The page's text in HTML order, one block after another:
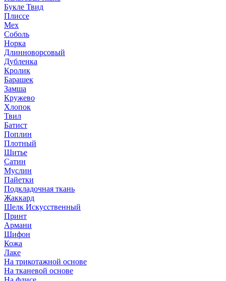
Букле Твид
Плиссе
Мех
Соболь
Норка
Длинноворсовый
Дубленка
Кролик
Барашек
Замша
Кружево
Хлопок
Твил
Батист
Поплин
Плотный
Шитье
Сатин
Муслин
Пайетки
Подкладочная ткань
Жаккард
Шелк Искусственный
Принт
Армани
Шифон
Кожа
Лаке
На трикотажной основе
На тканевой основе